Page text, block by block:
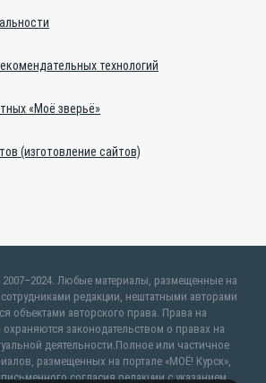
технологий
«Моё зверьё»
(изготовление сайтов)
Любые материалы, размещенные на
редакции, нештатными авторами
объектами авторского права. Права на
законодательством о правах на
деятельности.Полное или частичное
размещенных на портале «МОЁ! Курск»,
согласия редакции с указанием